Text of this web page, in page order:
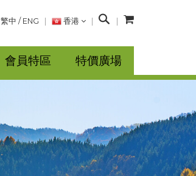
繁中 / ENG 香港
搜
會員特區 特價廣場